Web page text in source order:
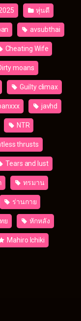
หุ่นดี
avsubthai
Cheating Wife
moans
Guilty climax
javhd
NTR
thrusts
Tears and lust
ทรมาน
ร่านกาย
ย หักหลัง
Mahiro Ichiki